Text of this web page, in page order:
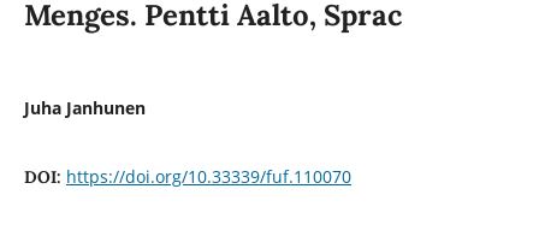
Menges. Pentti Aalto, Sprac
Juha Janhunen
DOI: https://doi.org/10.33339/fuf.110070